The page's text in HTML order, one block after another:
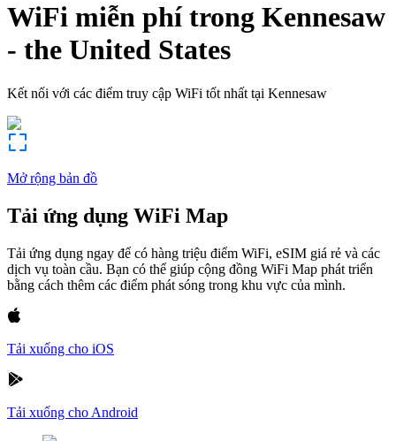
WiFi miễn phí trong Kennesaw
- the United States
Kết nối với các điểm truy cập WiFi tốt nhất tại Kennesaw
Mở rộng bản đồ
Tải ứng dụng WiFi Map
Tải ứng dụng ngay để có hàng triệu điểm WiFi, eSIM giá rẻ và các
dịch vụ toàn cầu. Bạn có thể giúp cộng đồng WiFi Map phát triển
bằng cách thêm các điểm phát sóng trong khu vực của mình.
Tải xuống cho iOS
Tải xuống cho Android